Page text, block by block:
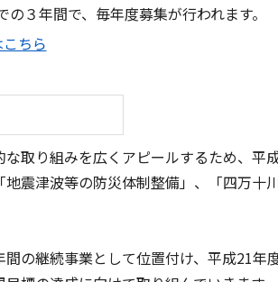
３年間で、毎年度募集が行われます。
ちら
取り組みを広くアピールするため、平
震津波等の防災体制整備」、「四万十
の継続事業として位置付け、平成21年